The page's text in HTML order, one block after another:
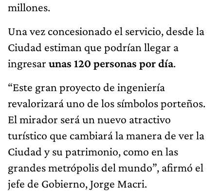
millones.
Una vez concesionado el servicio, desde la
Ciudad estiman que podrían llegar a
ingresar unas 120 personas por día.
“Este gran proyecto de ingeniería
revalorizará uno de los símbolos porteños.
El mirador será un nuevo atractivo
turístico que cambiará la manera de ver la
Ciudad y su patrimonio, como en las
grandes metrópolis del mundo”, afirmó el
jefe de Gobierno, Jorge Macri.